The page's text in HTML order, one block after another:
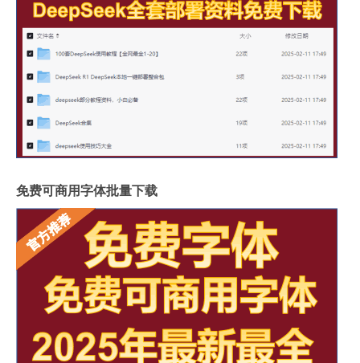
免费可商用字体批量下载